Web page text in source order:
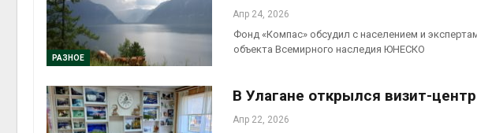
РАЗНОЕ
Апр 24, 2026
Фонд «Компас» обсудил с населением и
объекта Всемирного наследия ЮНЕСКО
В Улагане открылся визит-
Апр 22, 2026